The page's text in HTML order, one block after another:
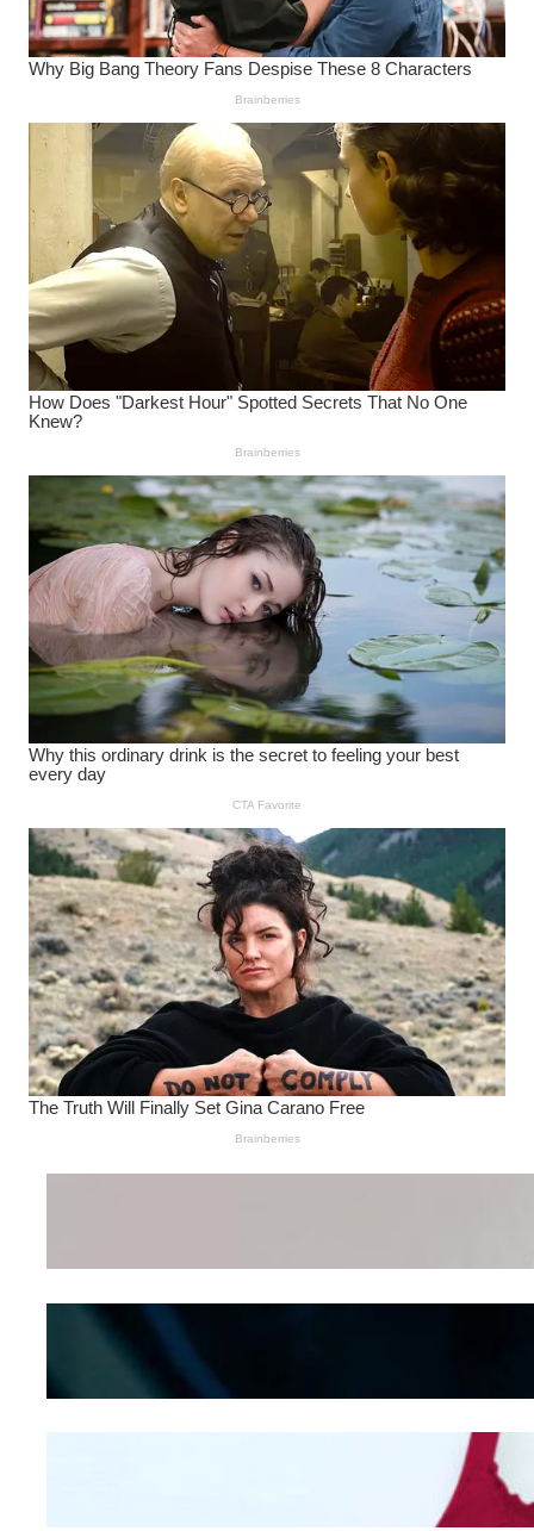
Wanita Pamer Pakaian
Kepribadian
Mengintip Kepribadian
Wanita Dari Warna Bra